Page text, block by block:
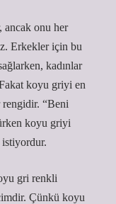
onu her
Erkekler için bu
kadınlar
koyu griyi en
rengidir. “Beni
koyu griyi
gri renkli
Çünkü koyu